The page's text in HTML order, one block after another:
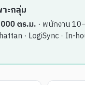
ะกลุ่ม
ตร.ม. · พนักงาน
· LogiSync · In-